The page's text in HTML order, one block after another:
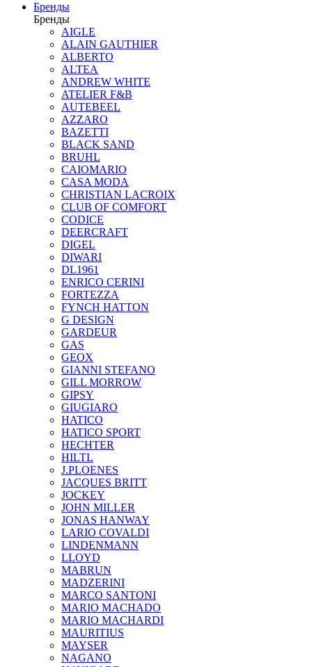
Бренды
Бренды
AIGLE
ALAIN GAUTHIER
ALBERTO
ALTEA
ANDREW WHITE
ATELIER F&B
AUTEBEEL
AZZARO
BAZETTI
BLACK SAND
BRUHL
CAIOMARIO
CASA MODA
CHRISTIAN LACROIX
CLUB OF COMFORT
CODICE
DEERCRAFT
DIGEL
DIWARI
DL1961
ENRICO CERINI
FORTEZZA
FYNCH HATTON
G DESIGN
GARDEUR
GAS
GEOX
GIANNI STEFANO
GILL MORROW
GIPSY
GIUGIARO
HATICO
HATICO SPORT
HECHTER
HILTL
J.PLOENES
JAСQUES BRITT
JOCKEY
JOHN MILLER
JONAS HANWAY
LARIO COVALDI
LINDENMANN
LLOYD
MABRUN
MADZERINI
MARCO SANTONI
MARIO MACHADO
MARIO MACHARDI
MAURITIUS
MAYSER
NAGANO